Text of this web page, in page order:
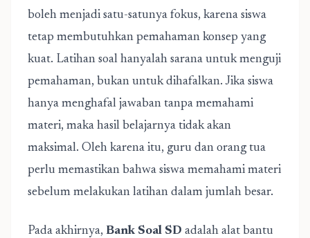
boleh menjadi satu-satunya fokus, karena siswa
tetap membutuhkan pemahaman konsep yang
kuat. Latihan soal hanyalah sarana untuk menguji
pemahaman, bukan untuk dihafalkan. Jika siswa
hanya menghafal jawaban tanpa memahami
materi, maka hasil belajarnya tidak akan
maksimal. Oleh karena itu, guru dan orang tua
perlu memastikan bahwa siswa memahami materi
sebelum melakukan latihan dalam jumlah besar.
Pada akhirnya, Bank Soal SD adalah alat bantu